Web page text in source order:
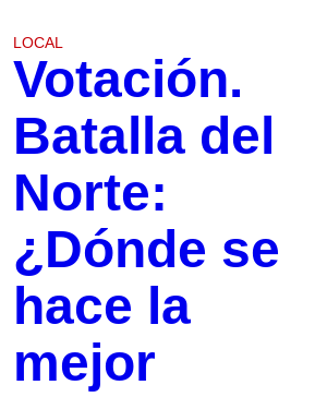
LOCAL
Votación.
Batalla del
Norte:
¿Dónde se
hace la
mejor